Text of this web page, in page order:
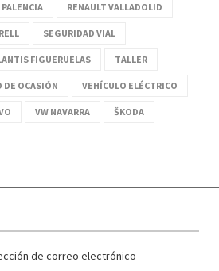
RENAULT VALLADOLID
SEGURIDAD VIAL
FIGUERUELAS TALLER
DE OCASIÓN VEHÍCULO ELÉCTRICO
VW NAVARRA ŠKODA
de correo electrónico